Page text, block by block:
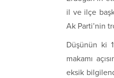
il ve ilçe
Ak Parti’nin
Düşünün ki
makamı
eksik